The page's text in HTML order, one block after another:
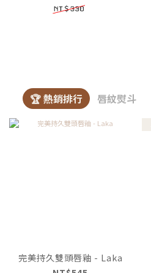
🏆 熱銷排行 唇紋熨斗
完美持久雙頭唇釉 - Laka